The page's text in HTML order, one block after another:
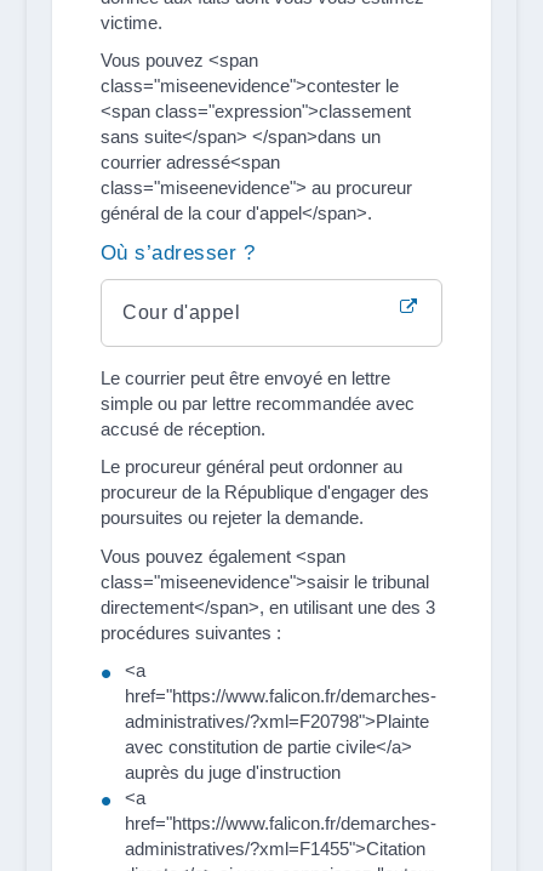
victime.
Vous pouvez <span
class="miseenevidence">contester le
<span class="expression">classement
sans suite</span> </span>dans un
courrier adressé<span
class="miseenevidence"> au procureur
général de la cour d'appel</span>.
Où s’adresser ?
Cour d'appel
Le courrier peut être envoyé en lettre
simple ou par lettre recommandée avec
accusé de réception.
Le procureur général peut ordonner au
procureur de la République d'engager des
poursuites ou rejeter la demande.
Vous pouvez également <span
class="miseenevidence">saisir le tribunal
directement</span>, en utilisant une des 3
procédures suivantes :
<a
href="https://www.falicon.fr/demarches-
administratives/?xml=F20798">Plainte
avec constitution de partie civile</a>
auprès du juge d'instruction
<a
href="https://www.falicon.fr/demarches-
administratives/?xml=F1455">Citation